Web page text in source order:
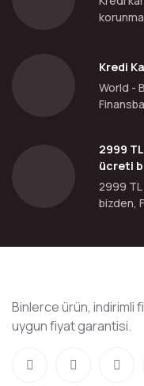
Kredi
World -
2999
ücreti
2999
bizden,
Binlerce ürün, indirimli
uygun fiyat garantisi.